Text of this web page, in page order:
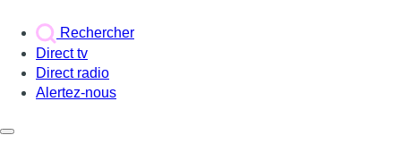
Rechercher
Direct tv
Direct radio
Alertez-nous